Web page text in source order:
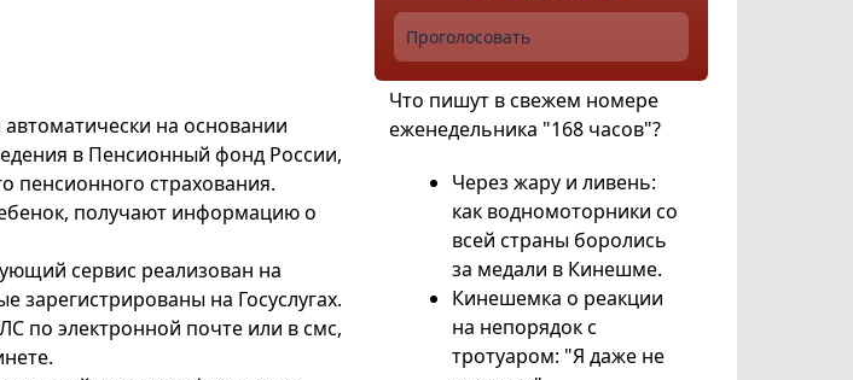
на основании
в Пенсионный фонд России,
пенсионного страхования.
получают информацию о
сервис реализован на
зарегистрированы на Госуслугах.
по электронной почте или в смс,
Проголосовать
Что пишут в свежем номере
еженедельника "168 часов"?
Через жару и ливень:
как водномоторники со
всей страны боролись
за медали в Кинешме.
Кинешемка о реакции
на непорядок с
тротуаром: "Я даже не